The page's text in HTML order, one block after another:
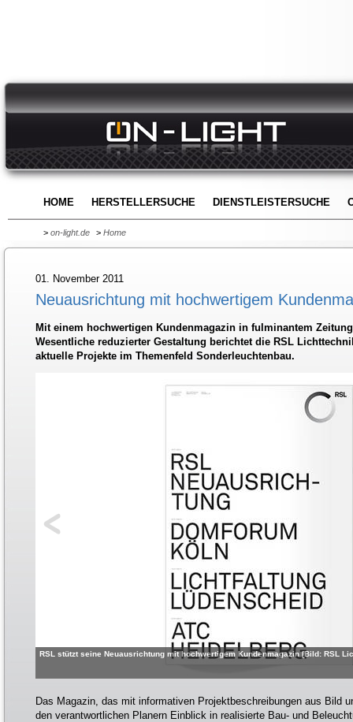
HOME HERSTELLERSUCHE DIENSTLEISTERSUCHE
> on-light.de > Home
01. November 2011
Neuausrichtung mit hochwertigem
Mit einem hochwertigen Kundenmagazin in fulminantem
Wesentliche reduzierter Gestaltung berichtet die RSL
aktuelle Projekte im Themenfeld Sonderleuchtenbau.
RSL stützt seine Neuausrichtung mit hochwertigem Kundenmagazin [Bild: RSL
Das Magazin, das mit informativen Projektbeschreibungen aus Bild
den verantwortlichen Planern Einblick in realisierte Bau- und